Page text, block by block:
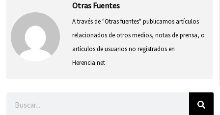
Otras Fuentes
A través de "Otras fuentes" publicamos artículos
relacionados de otros medios, notas de prensa, o
artículos de usuarios no registrados en
Herencia.net